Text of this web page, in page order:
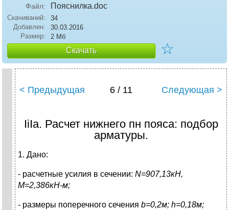
Файл: Пояснилка.doc
Скачиваний:
34
Добавлен:
30.03.2016
Размер:
2 Мб
Скачать ☆
< Предыдущая 6 / 11 Следующая >
IiIa. Расчет нижнего пн пояса: подбор
арматуры.
1. Дано:
- расчетные усилия в сечении: N=907,13кН,
М=2,386кН-м;
- размеры поперечного сечения b=0,2м; h=0,18м;